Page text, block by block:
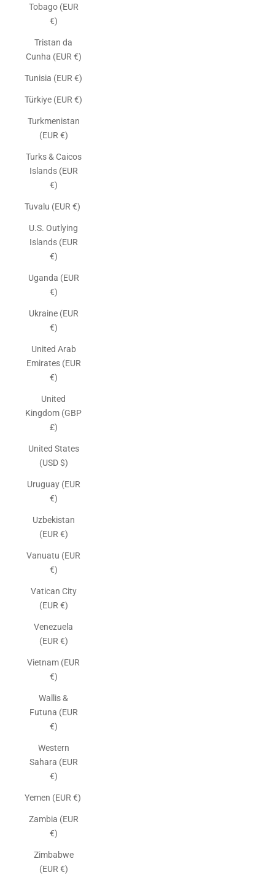
Tobago (EUR
€)
Tristan da
Cunha (EUR €)
Tunisia (EUR €)
Türkiye (EUR €)
Turkmenistan
(EUR €)
Turks & Caicos
Islands (EUR
€)
Tuvalu (EUR €)
U.S. Outlying
Islands (EUR
€)
Uganda (EUR
€)
Ukraine (EUR
€)
United Arab
Emirates (EUR
€)
United
Kingdom (GBP
£)
United States
(USD $)
Uruguay (EUR
€)
Uzbekistan
(EUR €)
Vanuatu (EUR
€)
Vatican City
(EUR €)
Venezuela
(EUR €)
Vietnam (EUR
€)
Wallis &
Futuna (EUR
€)
Western
Sahara (EUR
€)
Yemen (EUR €)
Zambia (EUR
€)
Zimbabwe
(EUR €)